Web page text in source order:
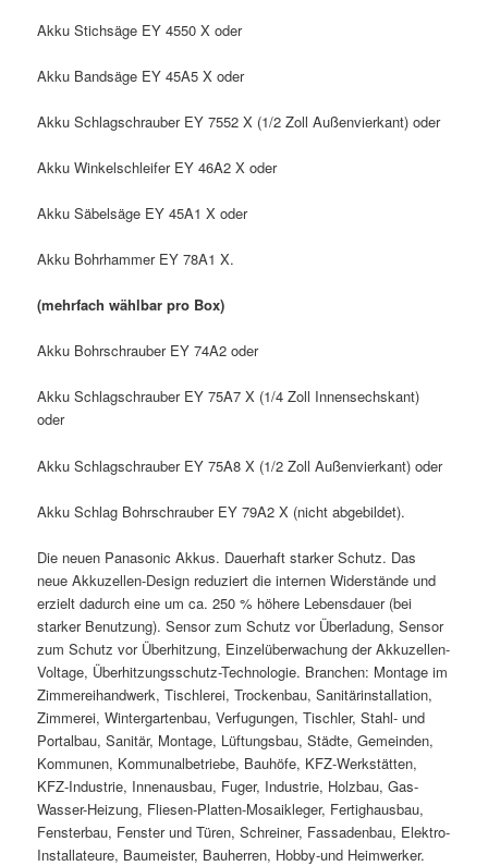
Akku Stichsäge EY 4550 X oder
Akku Bandsäge EY 45A5 X oder
Akku Schlagschrauber EY 7552 X (1/2 Zoll Außenvierkant) oder
Akku Winkelschleifer EY 46A2 X oder
Akku Säbelsäge EY 45A1 X oder
Akku Bohrhammer EY 78A1 X.
(mehrfach wählbar pro Box)
Akku Bohrschrauber EY 74A2 oder
Akku Schlagschrauber EY 75A7 X (1/4 Zoll Innensechskant)
oder
Akku Schlagschrauber EY 75A8 X (1/2 Zoll Außenvierkant) oder
Akku Schlag Bohrschrauber EY 79A2 X (nicht abgebildet).
Die neuen Panasonic Akkus. Dauerhaft starker Schutz. Das
neue Akkuzellen-Design reduziert die internen Widerstände und
erzielt dadurch eine um ca. 250 % höhere Lebensdauer (bei
starker Benutzung). Sensor zum Schutz vor Überladung, Sensor
zum Schutz vor Überhitzung, Einzelüberwachung der Akkuzellen-
Voltage, Überhitzungsschutz-Technologie. Branchen: Montage im
Zimmereihandwerk, Tischlerei, Trockenbau, Sanitärinstallation,
Zimmerei, Wintergartenbau, Verfugungen, Tischler, Stahl- und
Portalbau, Sanitär, Montage, Lüftungsbau, Städte, Gemeinden,
Kommunen, Kommunalbetriebe, Bauhöfe, KFZ-Werkstätten,
KFZ-Industrie, Innenausbau, Fuger, Industrie, Holzbau, Gas-
Wasser-Heizung, Fliesen-Platten-Mosaikleger, Fertighausbau,
Fensterbau, Fenster und Türen, Schreiner, Fassadenbau, Elektro-
Installateure, Baumeister, Bauherren, Hobby-und Heimwerker.